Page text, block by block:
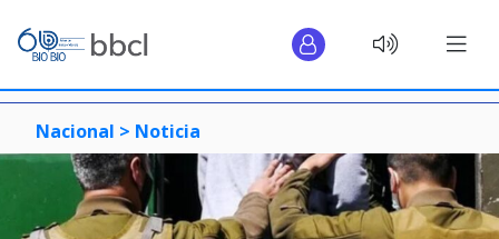
Nacional > Noticia